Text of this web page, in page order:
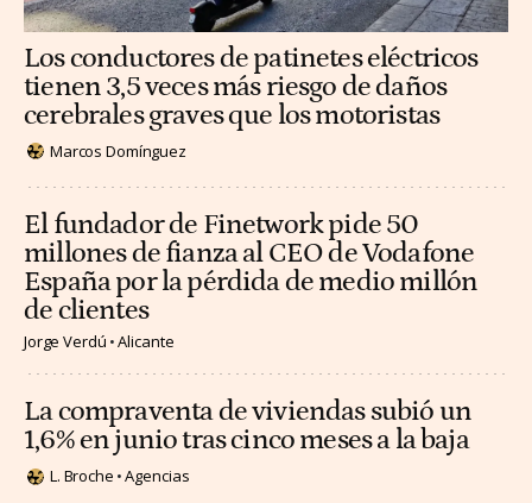
Los conductores de patinetes eléctricos
tienen 3,5 veces más riesgo de daños
cerebrales graves que los motoristas
Marcos Domínguez
El fundador de Finetwork pide 50
millones de fianza al CEO de Vodafone
España por la pérdida de medio millón
de clientes
Jorge Verdú Alicante
La compraventa de viviendas subió un
1,6% en junio tras cinco meses a la baja
L. Broche Agencias